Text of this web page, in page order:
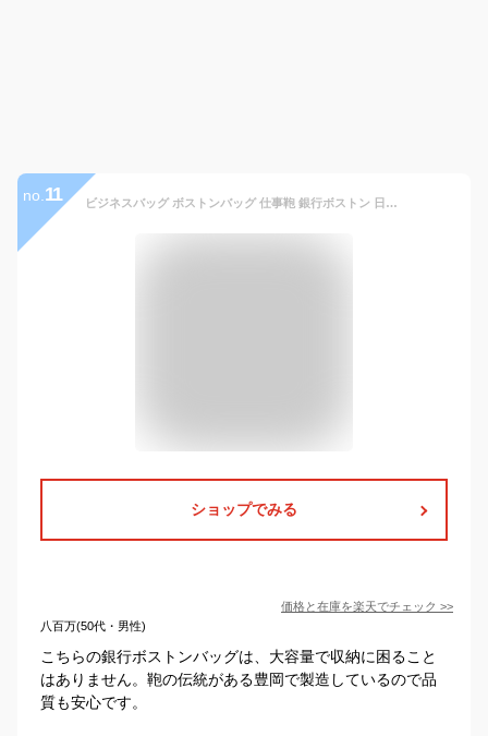
no. 11 ビジネスバッグ ボストンバッグ 仕事鞄 銀行ボストン 日本製 豊岡製鞄 メンズ B4ファイル 大容量 自立 2室 鍵付き 銀行 営業 黒 KBN10447 G-ガスト G-GUSTO
ショップでみる
価格と在庫を楽天でチェック >>
八百万(50代・男性)
こちらの銀行ボストンバッグは、大容量で収納に困ること
はありません。鞄の伝統がある豊岡で製造しているので品
質も安心です。